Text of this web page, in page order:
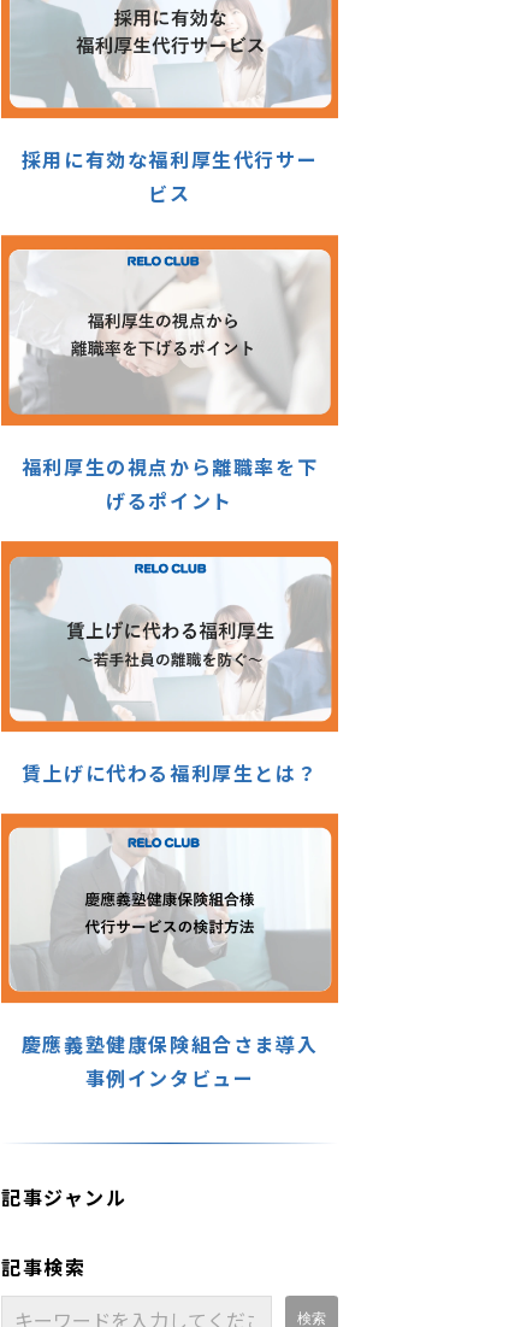
採用に有効な福利厚生代行サー
ビス
福利厚生の視点から離職率を下
げるポイント
賃上げに代わる福利厚生とは？
慶應義塾健康保険組合さま導入
事例インタビュー
記事ジャンル
記事検索